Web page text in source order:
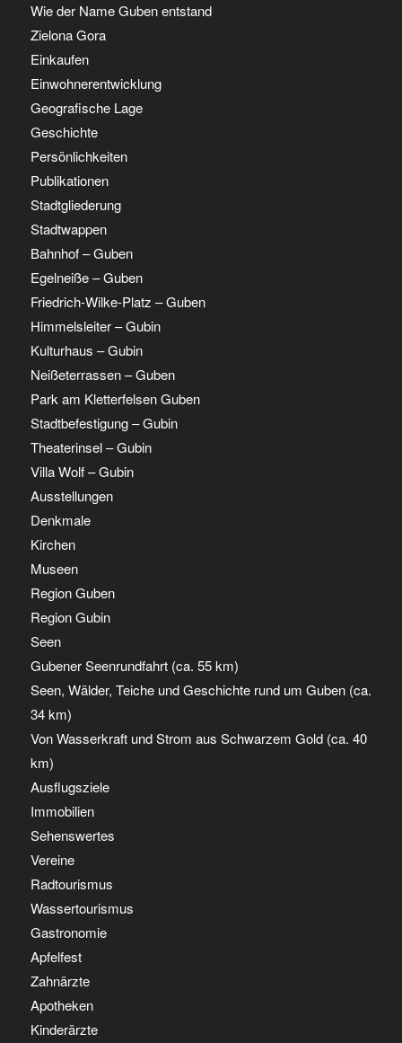
Wie der Name Guben entstand
Zielona Gora
Einkaufen
Einwohnerentwicklung
Geografische Lage
Geschichte
Persönlichkeiten
Publikationen
Stadtgliederung
Stadtwappen
Bahnhof – Guben
Egelneiße – Guben
Friedrich-Wilke-Platz – Guben
Himmelsleiter – Gubin
Kulturhaus – Gubin
Neißeterrassen – Guben
Park am Kletterfelsen Guben
Stadtbefestigung – Gubin
Theaterinsel – Gubin
Villa Wolf – Gubin
Ausstellungen
Denkmale
Kirchen
Museen
Region Guben
Region Gubin
Seen
Gubener Seenrundfahrt (ca. 55 km)
Seen, Wälder, Teiche und Geschichte rund um Guben (ca.
34 km)
Von Wasserkraft und Strom aus Schwarzem Gold (ca. 40
km)
Ausflugsziele
Immobilien
Sehenswertes
Vereine
Radtourismus
Wassertourismus
Gastronomie
Apfelfest
Zahnärzte
Apotheken
Kinderärzte